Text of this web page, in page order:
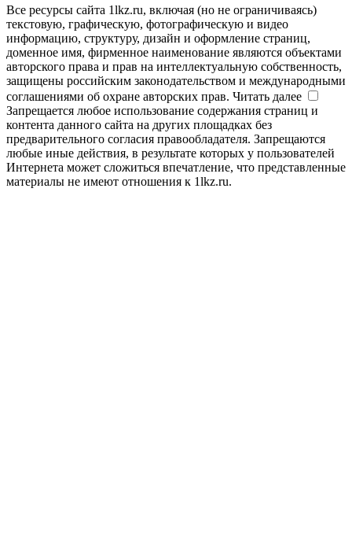
Все ресурсы сайта 1lkz.ru, включая (но не ограничиваясь)
текстовую, графическую, фотографическую и видео
информацию, структуру, дизайн и оформление страниц,
доменное имя, фирменное наименование являются объектами
авторского права и прав на интеллектуальную собственность,
защищены российским законодательством и международными
соглашениями об охране авторских прав. Читать далее
Запрещается любое использование содержания страниц и
контента данного сайта на других площадках без
предварительного согласия правообладателя. Запрещаются
любые иные действия, в результате которых у пользователей
Интернета может сложиться впечатление, что представленные
материалы не имеют отношения к 1lkz.ru.